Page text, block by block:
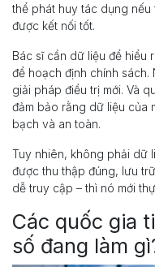
thể phát huy tác dụng
được kết nối tốt.
Bác sĩ cần dữ liệu để hiểu
để hoạch định chính
giải pháp điều trị mới. Và
đảm bảo rằng dữ liệu của
bạch và an toàn.
Tuy nhiên, không phải dữ
được thu thập đúng, lưu
dễ truy cập – thì nó mới
Các quốc gia
số đang làm